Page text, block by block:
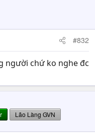
#832
người chứ ko nghe đc
Lão Làng GVN